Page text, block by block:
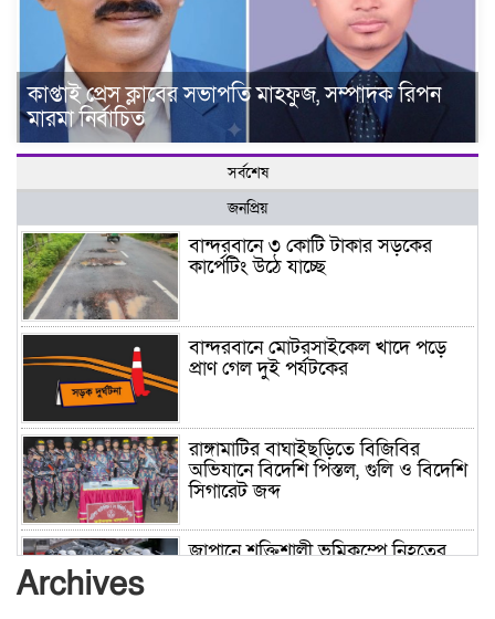
কাপ্তাই প্রেস ক্লাবের সভাপতি মাহফুজ, সম্পাদক রিপন
মারমা নির্বাচিত
সর্বশেষ
জনপ্রিয়
বান্দরবানে ৩ কোটি টাকার সড়কের
কার্পেটিং উঠে যাচ্ছে
বান্দরবানে মোটরসাইকেল খাদে পড়ে
প্রাণ গেল দুই পর্যটকের
রাঙ্গামাটির বাঘাইছড়িতে বিজিবির
অভিযানে বিদেশি পিস্তল, গুলি ও বিদেশি
সিগারেট জব্দ
জাপানে শক্তিশালী ভূমিকম্পে নিহতের
Archives